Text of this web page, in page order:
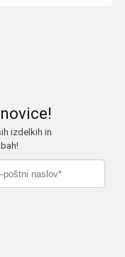
izdelkih in